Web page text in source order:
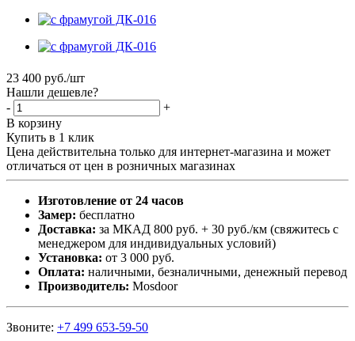
23 400 руб./шт
Нашли дешевле?
-
+
В корзину
Купить в 1 клик
Цена действительна только для интернет-магазина и может
отличаться от цен в розничных магазинах
Изготовление от 24 часов
Замер: бесплатно
Доставка: за МКАД 800 руб. + 30 руб./км (свяжитесь с
менеджером для индивидуальных условий)
Установка: от 3 000 руб.
Оплата: наличными, безналичными, денежный перевод
Производитель: Mosdoor
Звоните: +7 499 653-59-50